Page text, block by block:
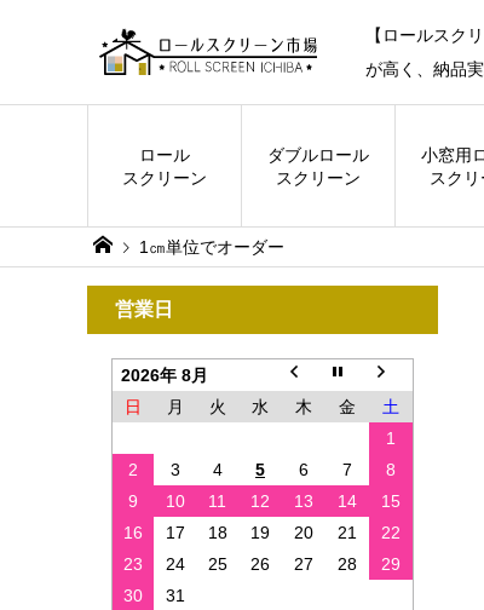
【ロールスク
が高く、納品
ロール
スクリーン
ダブルロール
スクリーン
小窓用
スク
1㎝単位でオーダー
営業日
2026年 8月
日
月 火 水 木 金
土
1
2
3 4 5 6 7
8
9
10 11 12 13 14
15
16
17 18 19 20 21
22
23
24 25 26 27 28
29
30
31